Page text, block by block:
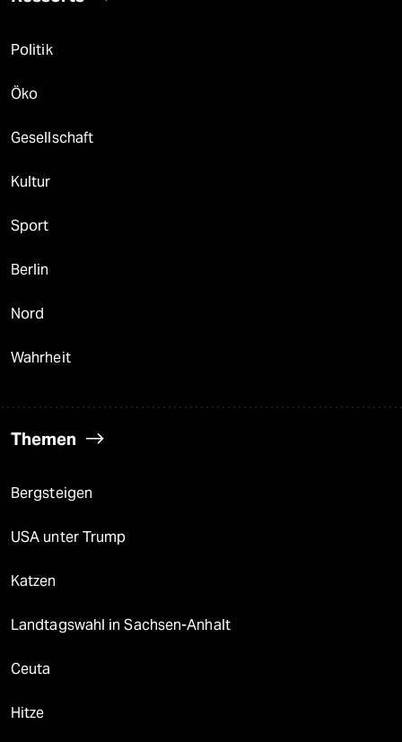
Politik
Öko
Gesellschaft
Kultur
Sport
Berlin
Nord
Wahrheit
Themen
Bergsteigen
USA unter Trump
Katzen
Landtagswahl in Sachsen-Anhalt
Ceuta
Hitze